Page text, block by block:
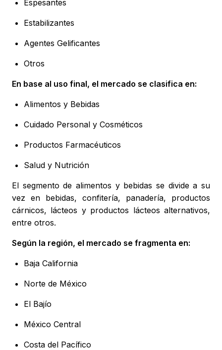
Espesantes
Estabilizantes
Agentes Gelificantes
Otros
En base al uso final, el mercado se clasifica en:
Alimentos y Bebidas
Cuidado Personal y Cosméticos
Productos Farmacéuticos
Salud y Nutrición
El segmento de alimentos y bebidas se divide a su
vez en bebidas, confitería, panadería, productos
cárnicos, lácteos y productos lácteos alternativos,
entre otros.
Según la región, el mercado se fragmenta en:
Baja California
Norte de México
El Bajío
México Central
Costa del Pacífico